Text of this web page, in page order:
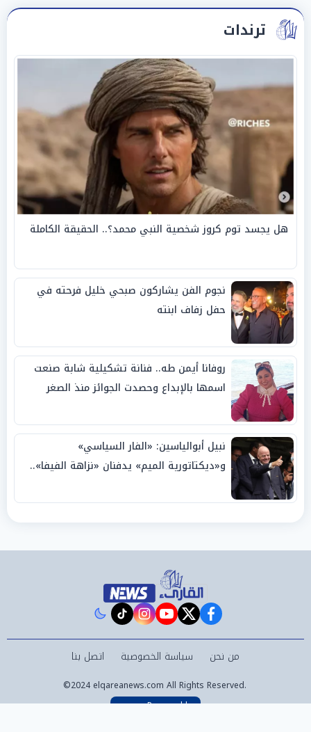
ترندات
هل يجسد توم كروز شخصية النبي محمد؟.. الحقيقة الكاملة
نجوم الفن يشاركون صبحي خليل فرحته في
حفل زفاف ابنته
روفانا أيمن طه.. فنانة تشكيلية شابة صنعت
اسمها بالإبداع وحصدت الجوائز منذ الصغر
نبيل أبوالياسين: «الفار السياسي»
و«ديكتاتورية الميم» يدفنان «نزاهة الفيفا»..
facebook
twitter
youtube
instagram
tiktok
من نحن سياسة الخصوصية اتصل بنا
©2024 elqareanews.com All Rights Reserved.
Powered by